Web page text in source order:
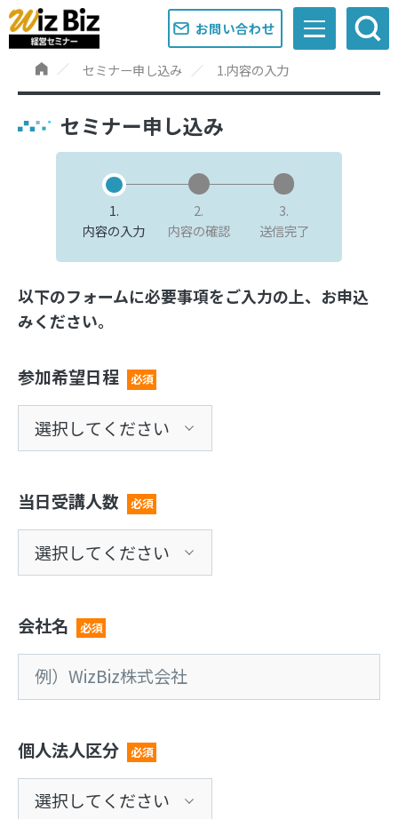
お問い合わせ
セミナー申し込み 1.内容の入力
セミナー申し込み
1.
内容の入力
2.
内容の確認
3.
送信完了
以下のフォームに必要事項をご入力の上、お申込
みください。
参加希望日程 必須
当日受講人数 必須
会社名 必須
個人法人区分 必須